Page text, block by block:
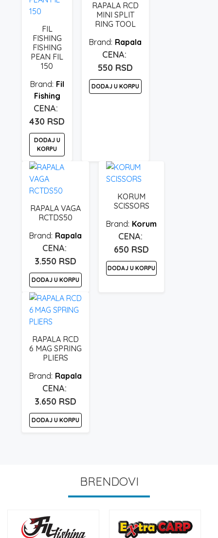
FIL
FISHING
FISHING
PEAN FIL
150
Fil
Fishing
430 RSD
DODAJ U
KORPU
RAPALA RCD
MINI SPLIT
RING TOOL
Rapala
550 RSD
DODAJ U KORPU
RAPALA VAGA
RCTDS50
Rapala
3.550 RSD
DODAJ U KORPU
KORUM
SCISSORS
Korum
650 RSD
DODAJ U KORPU
RAPALA RCD
6 MAG SPRING
PLIERS
Rapala
3.650 RSD
DODAJ U KORPU
BRENDOVI